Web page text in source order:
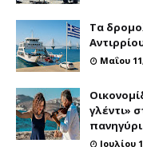
Τα
Μαΐου
γλέντι»
Ιουλίου